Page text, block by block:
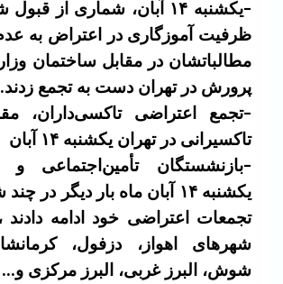
-یکشنبه ۱۴ آبان، شماری از
ظرفیت آموزگاری در اعتراض به
مطالباتشان در مقابل ساختمان
پرورش در تهران دست به تجمع زدند.
-تجمع اعتراضی تاکسی‌داران،
تاکسیرانی در تهران یکشنبه ۱۴ آبان
-بازنشستگان تأمین‌اجتماعی
یکشنبه ۱۴ آبان ماه بار دیگر
تجمعات اعتراضی خود ادامه دادند
شهرهای اهواز، دزفول،
شوش، البرز غربی، البرز مرکزی و…